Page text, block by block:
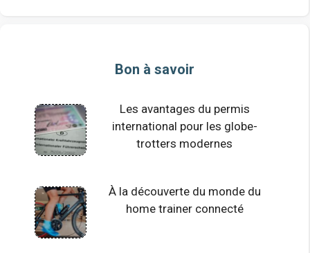
Bon à savoir
Les avantages du permis
international pour les globe-
trotters modernes
À la découverte du monde du
home trainer connecté